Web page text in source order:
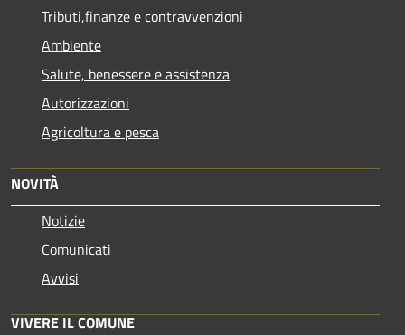
Tributi,finanze e contravvenzioni
Ambiente
Salute, benessere e assistenza
Autorizzazioni
Agricoltura e pesca
NOVITÀ
Notizie
Comunicati
Avvisi
VIVERE IL COMUNE